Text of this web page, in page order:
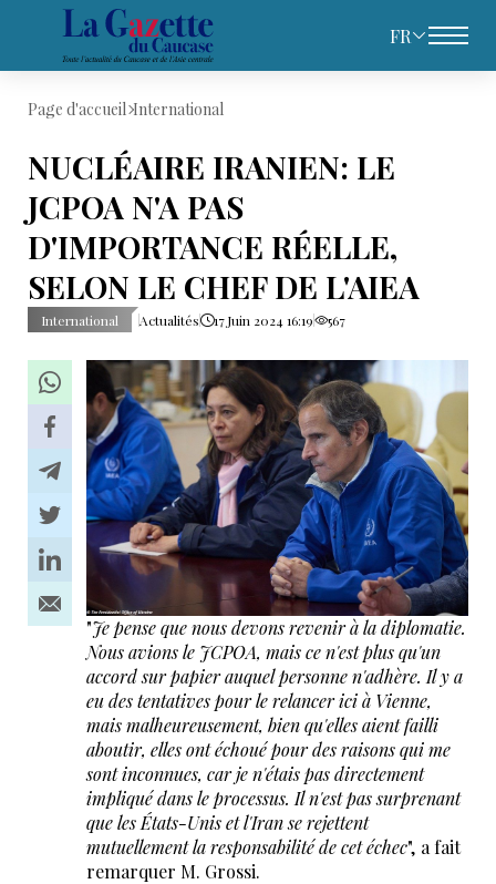
FR
Page d'accueil International
NUCLÉAIRE IRANIEN: LE
JCPOA N'A PAS
D'IMPORTANCE RÉELLE,
SELON LE CHEF DE L'AIEA
International Actualités 17 Juin 2024 16:19 567
"Je pense que nous devons revenir à la diplomatie.
Nous avions le JCPOA, mais ce n'est plus qu'un
accord sur papier auquel personne n'adhère. Il y a
eu des tentatives pour le relancer ici à Vienne,
mais malheureusement, bien qu'elles aient failli
aboutir, elles ont échoué pour des raisons qui me
sont inconnues, car je n'étais pas directement
impliqué dans le processus. Il n'est pas surprenant
que les États-Unis et l'Iran se rejettent
mutuellement la responsabilité de cet échec", a fait
remarquer M. Grossi.